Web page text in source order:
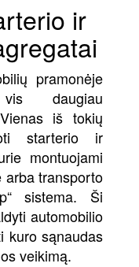
ir
pramonėje
daugiau
iš tokių
starterio ir
montuojami
arba transporto
sistema. Ši
automobilio
kuro sąnaudas
veikimą.